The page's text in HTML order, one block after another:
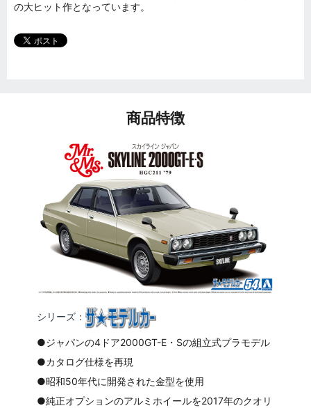
の大ヒット作となっています。
商品特徴
シリーズ：
●ジャパンの4ドア2000GT-E・Sの組立式プラモデル
●カタログ仕様を再現
●昭和50年代に開発された金型を使用
●純正オプションのアルミホイールを2017年のクオリ